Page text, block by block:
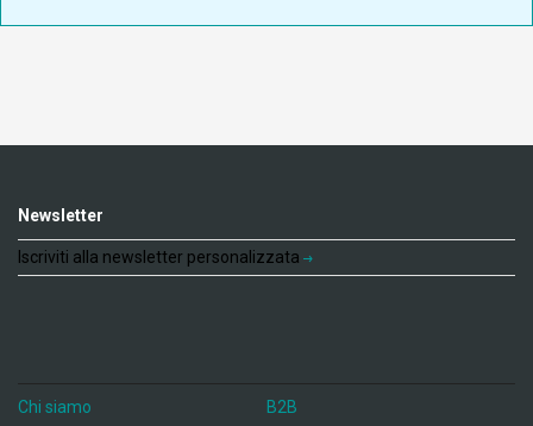
Newsletter
Iscriviti alla newsletter personalizzata
Chi siamo B2B